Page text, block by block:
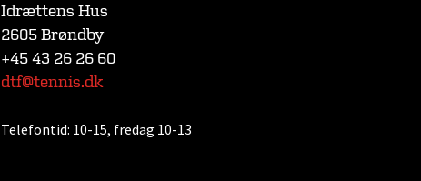
Idrættens Hus
2605 Brøndby
+45 43 26 26 60
dtf@tennis.dk
Telefontid: 10-15, fredag 10-13